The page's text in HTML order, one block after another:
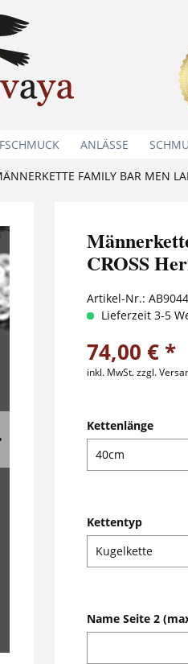
ANLÄSSE
FAMILY BAR MEN
CROSS
Artikel-Nr.: AB9044
Lieferzeit 3-5
74,00 € *
inkl. MwSt.zzgl.
Kettenlänge
Kettentyp
Name Seite 2